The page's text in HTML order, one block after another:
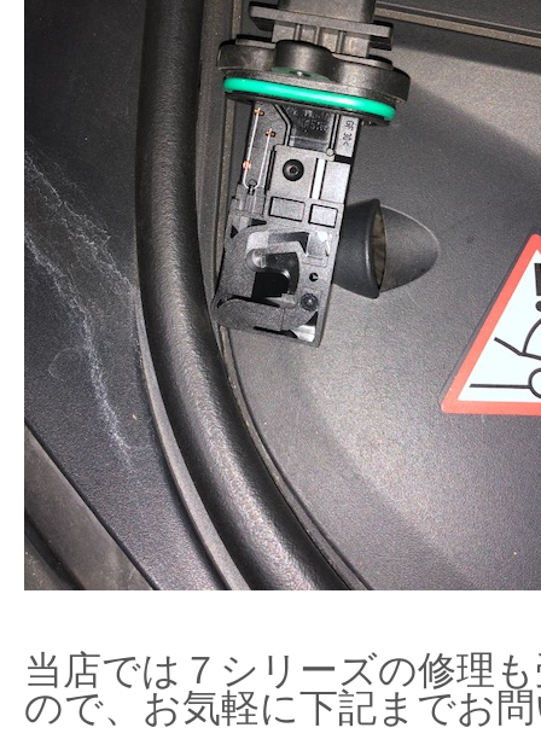
当店では７シリーズの修理
ので、お気軽に下記までお